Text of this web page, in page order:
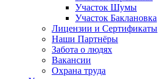
Участок Шумы
Участок Баклановка
Лицензии и Сертификаты
Наши Партнёры
Забота о людях
Вакансии
Охрана труда